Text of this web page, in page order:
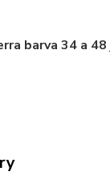
barva 34 a 48